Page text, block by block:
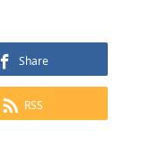
Share
RSS